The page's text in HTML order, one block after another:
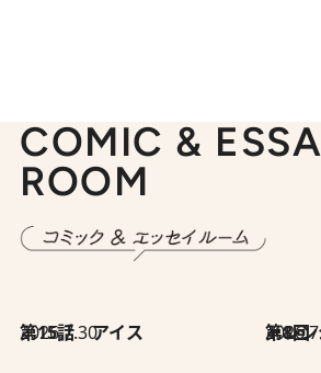
COMIC &
ROOM
2026.7.30
第15話 アイス 第8回「同人誌